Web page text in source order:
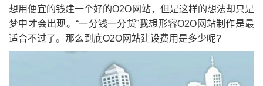
想用便宜的钱建一个好的O2O网站，但是这样的想法却只是
梦中才会出现。“一分钱一分货”我想形容O2O网站制作是最
适合不过了。那么到底O2O网站建设费用是多少呢?